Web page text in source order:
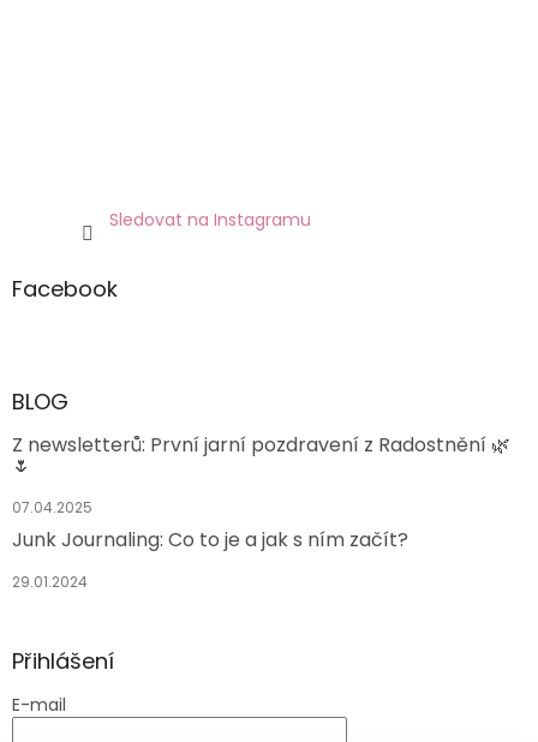
Sledovat na Instagramu
Facebook
BLOG
Z newsletterů: První jarní pozdravení z Radostnění 🌿
🌷
07.04.2025
Junk Journaling: Co to je a jak s ním začít?
29.01.2024
Přihlášení
E-mail